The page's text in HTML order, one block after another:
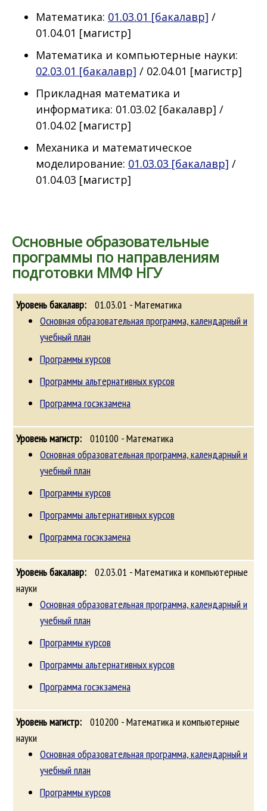
Математика: 01.03.01 [бакалавр] /
01.04.01 [магистр]
Математика и компьютерные науки:
02.03.01 [бакалавр] / 02.04.01 [магистр]
Прикладная математика и
информатика: 01.03.02 [бакалавр] /
01.04.02 [магистр]
Механика и математическое
моделирование: 01.03.03 [бакалавр] /
01.04.03 [магистр]
Основные образовательные
программы по направлениям
подготовки ММФ НГУ
01.03.01 - Математика
Основная образовательная программа, календарный и
учебный план
Программы курсов
Программы альтернативных курсов
Программа госэкзамена
010100 - Математика
Основная образовательная программа, календарный и
учебный план
Программы курсов
Программы альтернативных курсов
Программа госэкзамена
02.03.01 - Математика и компьютерные
науки
Основная образовательная программа, календарный и
учебный план
Программы курсов
Программы альтернативных курсов
Программа госэкзамена
010200 - Математика и компьютерные
науки
Основная образовательная программа, календарный и
учебный план
Программы курсов